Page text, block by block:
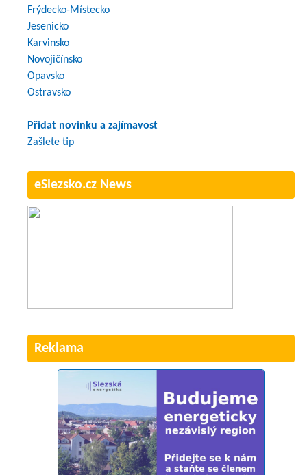
Frýdecko-Místecko
Jesenicko
Karvinsko
Novojičínsko
Opavsko
Ostravsko
Přidat novinku a zajímavost
Zašlete tip
eSlezsko.cz News
Reklama